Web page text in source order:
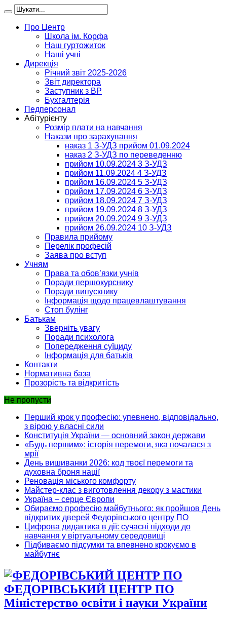
Про Центр
Школа ім. Корфа
Наш гуртожиток
Наші учні
Дирекція
Річний звіт 2025-2026
Звіт директора
Заступник з ВР
Бухгалтерія
Педперсонал
Абітурієнту
Розмір плати на навчання
Накази про зарахування
наказ 1 З-УДЗ прийом 01.09.2024
наказ 2 З-УДЗ по переведенню
прийом 10.09.2024 3 З-УДЗ
прийом 11.09.2024 4 З-УДЗ
прийом 16.09.2024 5 З-УДЗ
прийом 17.09.2024 6 З-УДЗ
прийом 18.09.2024 7 З-УДЗ
прийом 19.09.2024 8 З-УДЗ
прийом 20.09.2024 9 З-УДЗ
прийом 26.09.2024 10 З-УДЗ
Правила прийому
Перелік професій
Заява про вступ
Учням
Права та обов’язки учнів
Поради першокурснику
Поради випускнику
Інформація щодо працевлаштування
Стоп булінг
Батькам
Зверніть увагу
Поради психолога
Попередження суїциду
Інформація для батьків
Контакти
Нормативна база
Прозорість та відкритість
Не пропусти
Перший крок у професію: упевнено, відповідально,
з вірою у власні сили
Конституція України — основний закон держави
«Будь першим»: історія перемоги, яка почалася з
мрії
День вишиванки 2026: код твоєї перемоги та
духовна броня нації
Реновація міського комфорту
Майстер-клас з виготовлення декору з мастики
Україна – серце Європи
Обираємо професію майбутнього: як пройшов День
відкритих дверей Федорівського центру ПО
Цифрова дидактика в дії: сучасні підходи до
навчання у віртуальному середовищі
Підбиваємо підсумки та впевнено крокуємо в
майбутнє
ФЕДОРІВСЬКИЙ ЦЕНТР ПО
Міністерство освіти і науки України